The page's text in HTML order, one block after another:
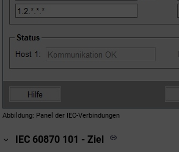
Abbildung Panel der IEC-Verbindungen
IEC 60870 101 - Ziel